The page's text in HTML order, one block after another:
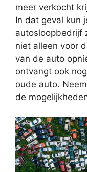
meer verkocht
In dat geval kun
autosloopbedrijf
niet alleen voor
van de auto
ontvangt ook
oude auto.
de